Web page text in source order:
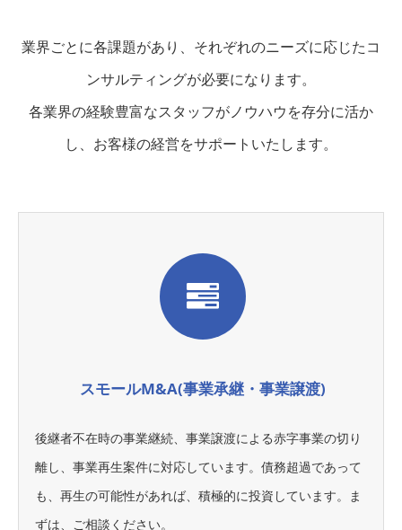
業界ごとに各課題があり、それぞれのニーズに応じたコ
ンサルティングが必要になります。
各業界の経験豊富なスタッフがノウハウを存分に活か
し、お客様の経営をサポートいたします。
スモールM&A(事業承継・事業譲渡)
後継者不在時の事業継続、事業譲渡による赤字事業の切り
離し、事業再生案件に対応しています。債務超過であって
も、再生の可能性があれば、積極的に投資しています。ま
ずは、ご相談ください。